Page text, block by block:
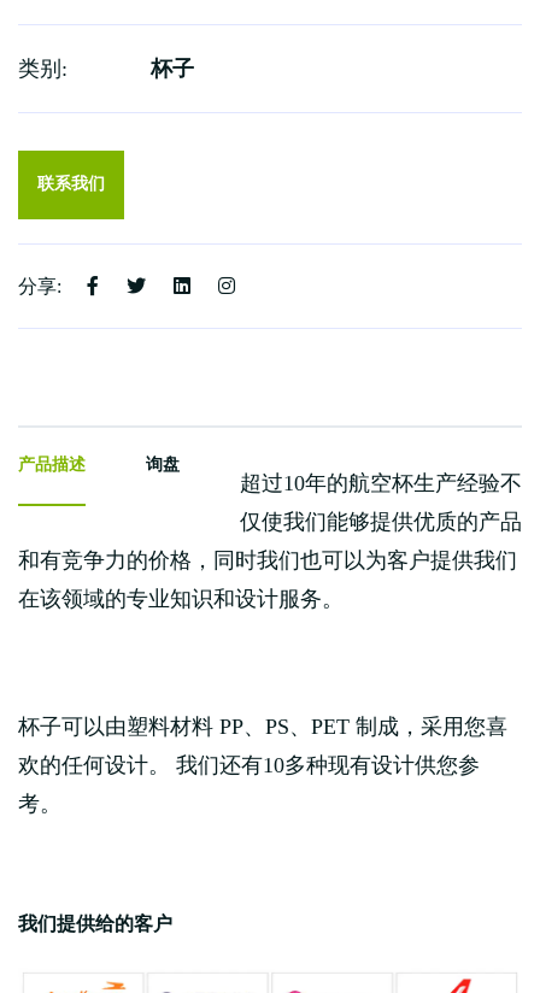
类别: 杯子
联系我们
分享:
产品描述 询盘
超过10年的航空杯生产经验不
仅使我们能够提供优质的产品
和有竞争力的价格，同时我们也可以为客户提供我们
在该领域的专业知识和设计服务。
杯子可以由塑料材料 PP、PS、PET 制成，采用您喜
欢的任何设计。 我们还有10多种现有设计供您参
考。
我们提供给的客户